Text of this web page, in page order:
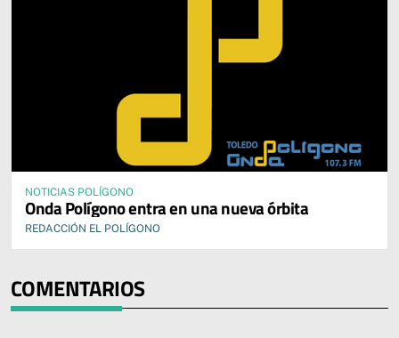
NOTICIAS POLÍGONO
Onda Polígono entra en una nueva órbita
REDACCIÓN EL POLÍGONO
COMENTARIOS